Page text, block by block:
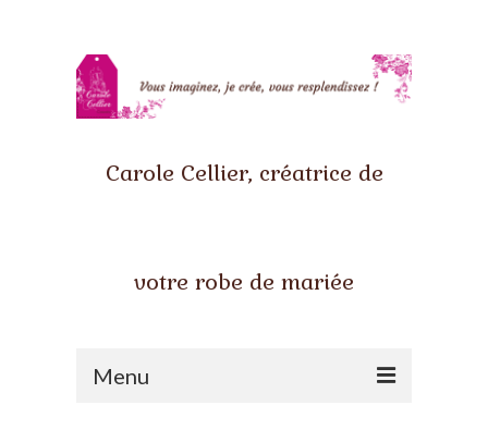
Carole Cellier, créatrice de
votre robe de mariée
Menu